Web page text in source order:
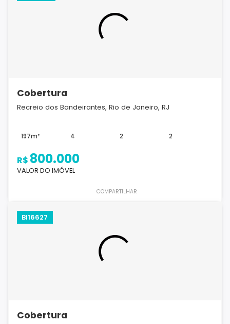
Cobertura
Recreio dos Bandeirantes, Rio de Janeiro, RJ
197m² 4 2 2
R$ 800.000
VALOR DO IMÓVEL
COMPARTILHAR
BI16627
Cobertura